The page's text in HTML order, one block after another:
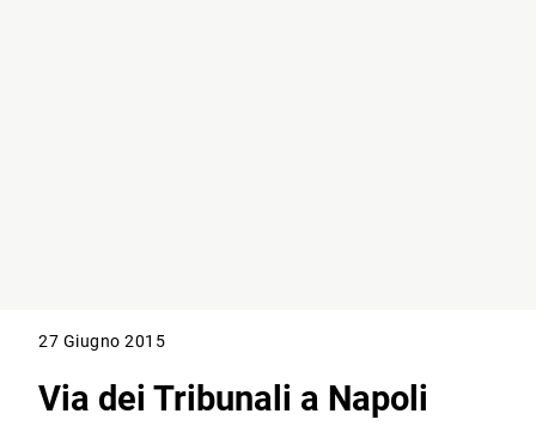
27 Giugno 2015
Via dei Tribunali a Napoli